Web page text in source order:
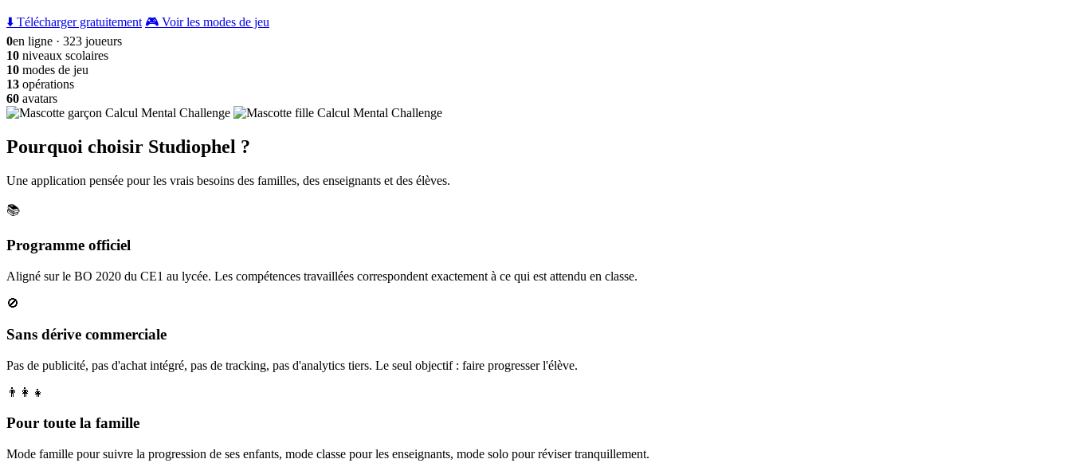
⬇️ Télécharger gratuitement 🎮 Voir les modes de jeu
0en ligne · 323 joueurs
10 niveaux scolaires
10 modes de jeu
13 opérations
60 avatars
Pourquoi choisir Studiophel ?
Une application pensée pour les vrais besoins des familles, des enseignants et des élèves.
📚
Programme officiel
Aligné sur le BO 2020 du CE1 au lycée. Les compétences travaillées correspondent exactement à ce qui est attendu en classe.
🚫
Sans dérive commerciale
Pas de publicité, pas d'achat intégré, pas de tracking, pas d'analytics tiers. Le seul objectif : faire progresser l'élève.
👨‍👩‍👧
Pour toute la famille
Mode famille pour suivre la progression de ses enfants, mode classe pour les enseignants, mode solo pour réviser tranquillement.